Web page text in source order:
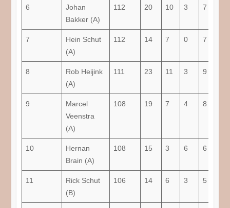
6
Johan
Bakker (A)
112 20 10 3 7
7
Hein Schut
(A)
112 14 7 0 7
8
Rob Heijink
(A)
111 23 11 3 9
9
Marcel
Veenstra
(A)
108 19 7 4 8
10
Hernan
Brain (A)
108 15 3 6 6
11
Rick Schut
(B)
106 14 6 3 5